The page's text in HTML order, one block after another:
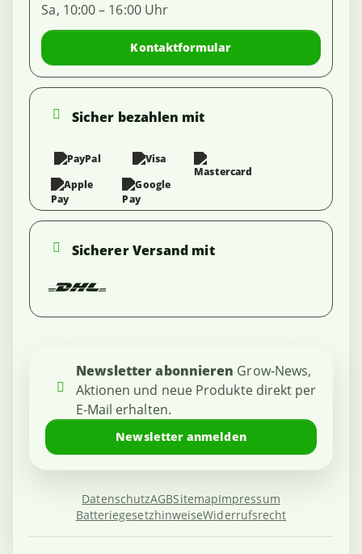
Sa, 10:00 – 16:00 Uhr
Kontaktformular
Sicher bezahlen mit
Sicherer Versand mit
Newsletter abonnieren Grow-News,
Aktionen und neue Produkte direkt per
E-Mail erhalten.
Newsletter anmelden
DatenschutzAGBSitemapImpressum
BatteriegesetzhinweiseWiderrufsrecht